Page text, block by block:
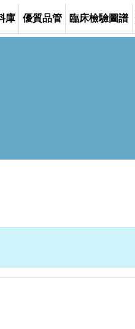
庫 優質品管 臨床檢驗圖譜